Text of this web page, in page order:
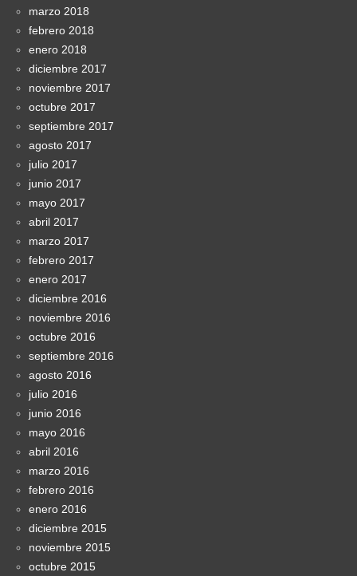
marzo 2018
febrero 2018
enero 2018
diciembre 2017
noviembre 2017
octubre 2017
septiembre 2017
agosto 2017
julio 2017
junio 2017
mayo 2017
abril 2017
marzo 2017
febrero 2017
enero 2017
diciembre 2016
noviembre 2016
octubre 2016
septiembre 2016
agosto 2016
julio 2016
junio 2016
mayo 2016
abril 2016
marzo 2016
febrero 2016
enero 2016
diciembre 2015
noviembre 2015
octubre 2015